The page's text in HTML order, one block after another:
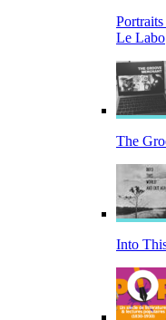
Le Labo
The
Into